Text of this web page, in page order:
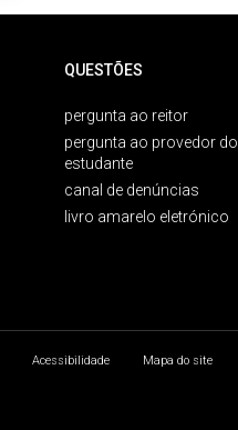
QUESTÕES
pergunta ao reitor
pergunta ao provedor do
estudante
canal de denúncias
livro amarelo eletrónico
Acessibilidade
Mapa do site